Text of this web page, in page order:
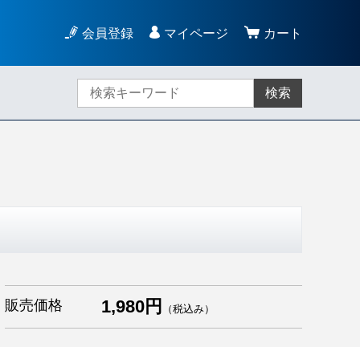
会員登録 マイページ カート
検索
販売価格 1,980円 （税込み）